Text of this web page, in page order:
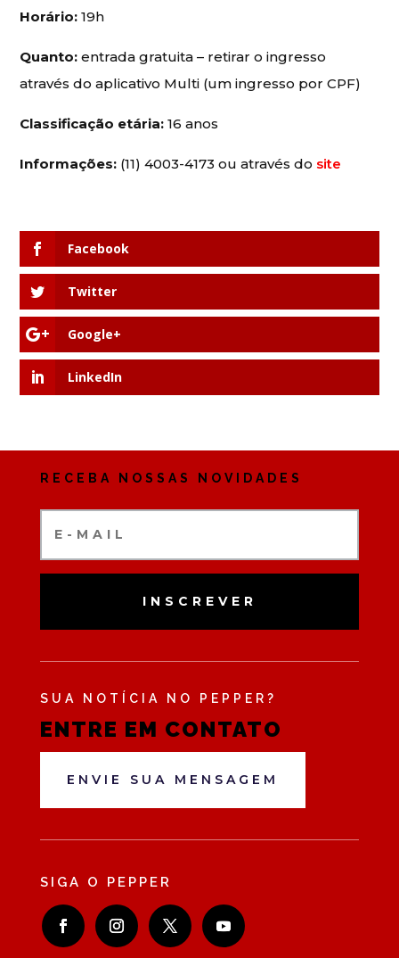
Horário: 19h
Quanto: entrada gratuita – retirar o ingresso
através do aplicativo Multi (um ingresso por CPF)
Classificação etária: 16 anos
Informações: (11) 4003-4173 ou através do site
Facebook
Twitter
Google+
LinkedIn
RECEBA NOSSAS NOVIDADES
INSCREVER
SUA NOTÍCIA NO PEPPER?
ENTRE EM CONTATO
ENVIE SUA MENSAGEM
SIGA O PEPPER